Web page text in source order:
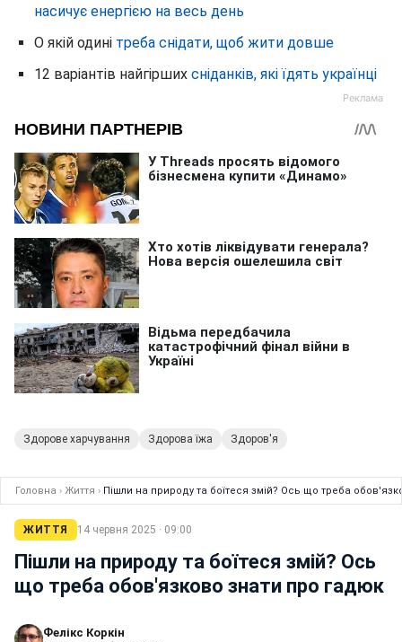
насичує енергією на весь день
О якій одині треба снідати, щоб жити довше
12 варіантів найгірших сніданків, які їдять українці
Здорове харчування Здорова їжа Здоров'я
Головна › Життя › Пішли на природу та боїтеся змій? Ось що треба
ЖИТТЯ 14 червня 2025 · 09:00
Пішли на природу та боїтеся змій? Ось
що треба обов'язково знати про гадюк
Фелікс Коркін